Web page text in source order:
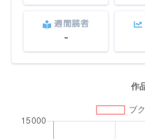
週間読者
-